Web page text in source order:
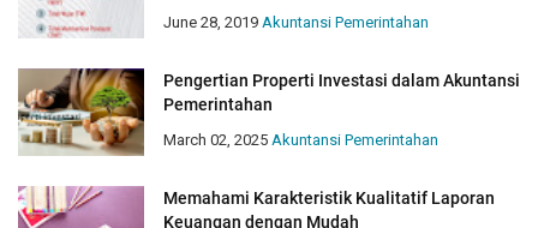
June 28, 2019 Akuntansi Pemerintahan
Pengertian Properti Investasi dalam Akuntansi
Pemerintahan
March 02, 2025 Akuntansi Pemerintahan
Memahami Karakteristik Kualitatif Laporan
Keuangan dengan Mudah